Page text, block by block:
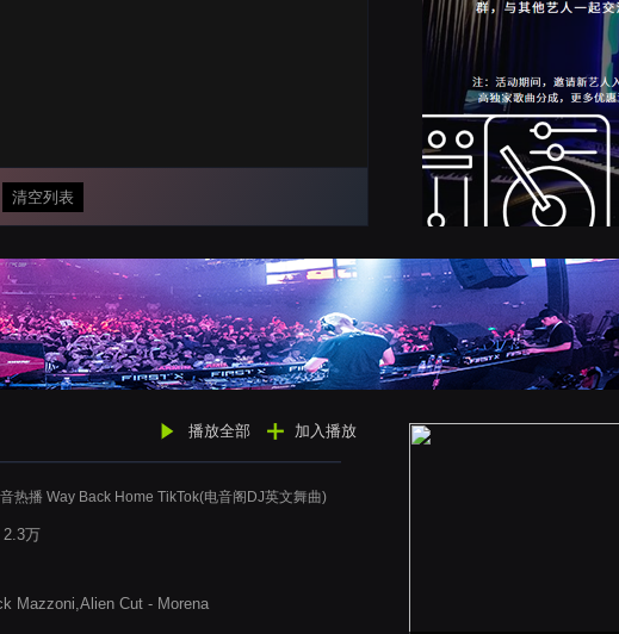
清空列表
播放全部 加入播放
热播 Way Back Home TikTok(电音阁DJ英文舞曲)
2.3万
Mazzoni,Alien Cut - Morena